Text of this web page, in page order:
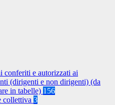
conferiti e autorizzati ai
(dirigenti e non dirigenti) (da
in tabelle) 156
collettiva 3